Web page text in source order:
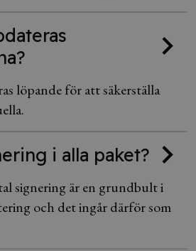
löpande för att säkerställa
i alla paket?
signering är en grundbult i
och det ingår därför som